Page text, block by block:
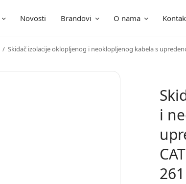
Novosti Brandovi O nama
/ Skidač izolacije oklopljenog i neoklopljenog kabela s
i